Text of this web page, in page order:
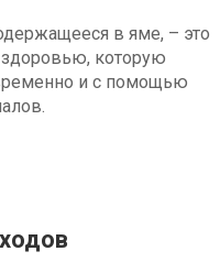
в яме, – это
которую
и с помощью